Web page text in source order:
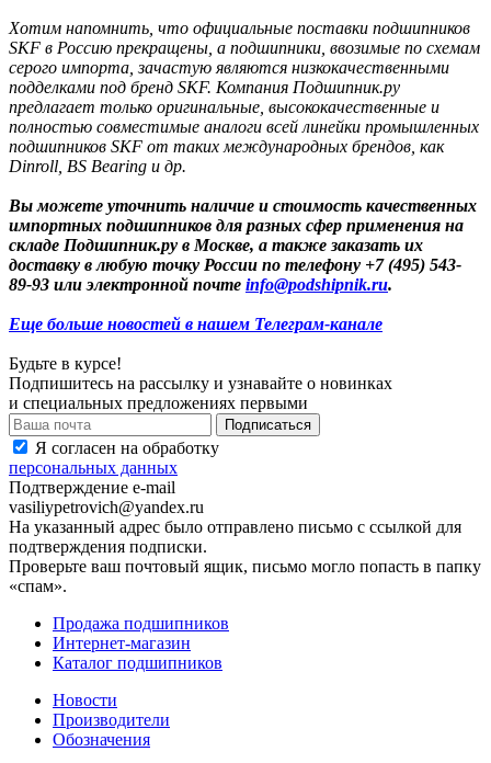
Хотим напомнить, что официальные поставки подшипников
SKF в Россию прекращены, а подшипники, ввозимые по схемам
серого импорта, зачастую являются низкокачественными
подделками под бренд SKF. Компания Подшипник.ру
предлагает только оригинальные, высококачественные и
полностью совместимые аналоги всей линейки промышленных
подшипников SKF от таких международных брендов, как
Dinroll, BS Bearing и др.
Вы можете уточнить наличие и стоимость качественных
импортных подшипников для разных сфер применения на
складе Подшипник.ру в Москве, а также заказать их
доставку в любую точку России по телефону +7 (495) 543-
89-93 или электронной почте info@podshipnik.ru.
Еще больше новостей в нашем Телеграм-канале
Будьте в курсе!
Подпишитесь на рассылку и узнавайте о новинках
и специальных предложениях первыми
Я согласен на обработку
персональных данных
Подтверждение e-mail
vasiliypetrovich@yandex.ru
На указанный адрес было отправлено письмо с ссылкой для
подтверждения подписки.
Проверьте ваш почтовый ящик, письмо могло попасть в папку
«спам».
Продажа подшипников
Интернет-магазин
Каталог подшипников
Новости
Производители
Обозначения